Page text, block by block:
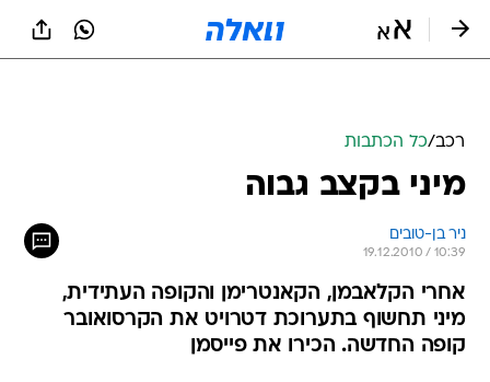
רכב/כל הכתבות
מיני בקצב גבוה
ניר בן-טובים
19.12.2010 / 10:39
אחרי הקלאבמן, הקאנטרימן והקופה העתידית,
מיני תחשוף בתערוכת דטרויט את הקרסואובר
קופה החדשה. הכירו את פייסמן